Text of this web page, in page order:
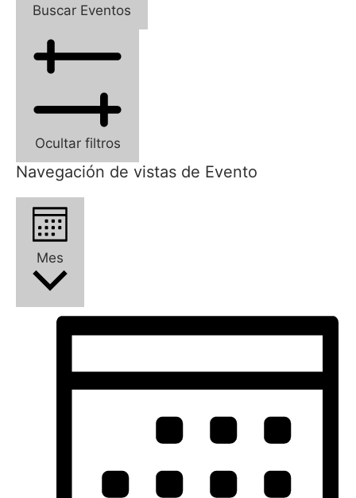
Buscar Eventos
Ocultar filtros
Navegación de vistas de Evento
Mes